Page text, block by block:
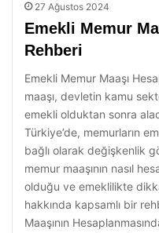
27 Ağustos 2024
Emekli Memur
Rehberi
Emekli Memur Maaşı
maaşı, devletin kamu
emekli olduktan sonra
Türkiye’de, memurların
bağlı olarak değişkenlik
memur maaşının nasıl
olduğu ve emeklilikte
hakkında kapsamlı bir
Maaşının